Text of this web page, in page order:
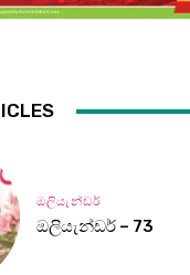
ඔලියැන්ඩර්
ඔලියැන්ඩර් – 73